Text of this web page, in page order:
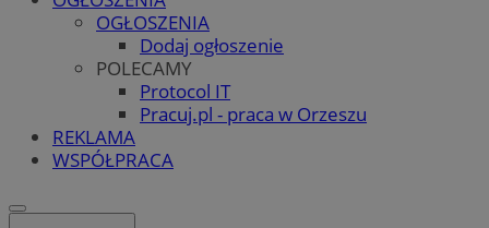
OGŁOSZENIA
Dodaj ogłoszenie
POLECAMY
Protocol IT
Pracuj.pl - praca w Orzeszu
REKLAMA
WSPÓŁPRACA